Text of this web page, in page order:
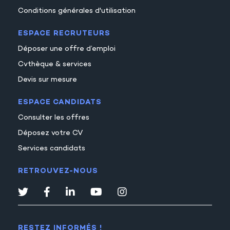
Conditions générales d'utilisation
ESPACE RECRUTEURS
Déposer une offre d’emploi
Cvthèque & services
Devis sur mesure
ESPACE CANDIDATS
Consulter les offres
Déposez votre CV
Services candidats
RETROUVEZ-NOUS
RESTEZ INFORMÉS !